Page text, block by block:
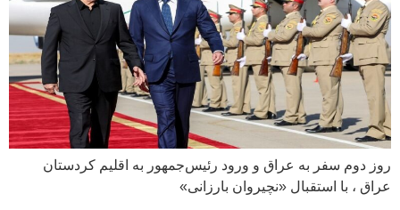
روز دوم سفر به عراق و ورود رئیس‌جمهور به اقلیم کردستان
عراق ، با استقبال «نچیروان بارزانی»